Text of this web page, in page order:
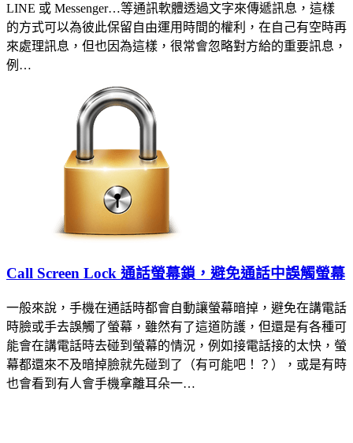
LINE 或 Messenger…等通訊軟體透過文字來傳遞訊息，這樣
的方式可以為彼此保留自由運用時間的權利，在自己有空時再
來處理訊息，但也因為這樣，很常會忽略對方給的重要訊息，
例…
Call Screen Lock 通話螢幕鎖，避免通話中誤觸螢幕
一般來說，手機在通話時都會自動讓螢幕暗掉，避免在講電話
時臉或手去誤觸了螢幕，雖然有了這道防護，但還是有各種可
能會在講電話時去碰到螢幕的情況，例如接電話接的太快，螢
幕都還來不及暗掉臉就先碰到了（有可能吧！？），或是有時
也會看到有人會手機拿離耳朵一…